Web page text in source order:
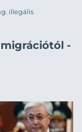
illegális
-